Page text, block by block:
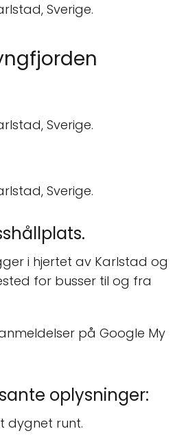
Sverige.
Sverige.
Sverige.
i hjertet av Karlstad og
for busser til og fra
på Google My
oplysninger:
dygnet runt.